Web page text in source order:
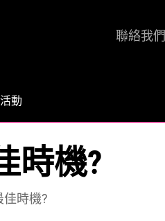
活動
聯絡我們
時機?
時機?